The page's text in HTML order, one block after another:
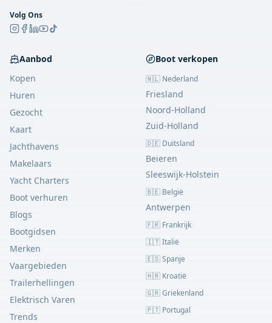
Volg Ons
Aanbod
Kopen
Huren
Gezocht
Kaart
Jachthavens
Makelaars
Yacht Charters
Boot verhuren
Blogs
Bootgidsen
Merken
Vaargebieden
Trailerhellingen
Elektrisch Varen
Trends
Boot verkopen
🇳🇱 Nederland
Friesland
Noord-Holland
Zuid-Holland
🇩🇪 Duitsland
Beieren
Sleeswijk-Holstein
🇧🇪 België
Antwerpen
🇫🇷 Frankrijk
🇮🇹 Italië
🇪🇸 Spanje
🇭🇷 Kroatië
🇬🇷 Griekenland
🇵🇹 Portugal